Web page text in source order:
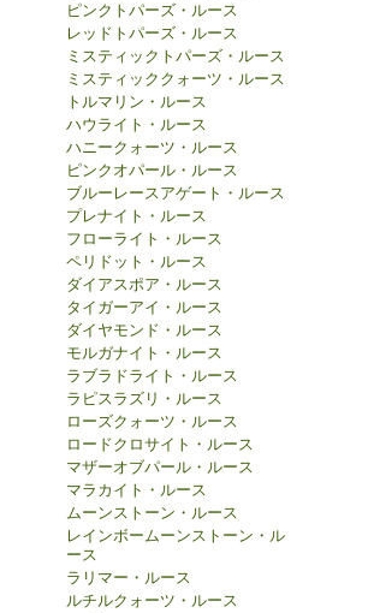
ピンクトパーズ・ルース
レッドトパーズ・ルース
ミスティックトパーズ・ルース
ミスティッククォーツ・ルース
トルマリン・ルース
ハウライト・ルース
ハニークォーツ・ルース
ピンクオパール・ルース
ブルーレースアゲート・ルース
プレナイト・ルース
フローライト・ルース
ペリドット・ルース
ダイアスポア・ルース
タイガーアイ・ルース
ダイヤモンド・ルース
モルガナイト・ルース
ラブラドライト・ルース
ラピスラズリ・ルース
ローズクォーツ・ルース
ロードクロサイト・ルース
マザーオブパール・ルース
マラカイト・ルース
ムーンストーン・ルース
レインボームーンストーン・ル
ース
ラリマー・ルース
ルチルクォーツ・ルース